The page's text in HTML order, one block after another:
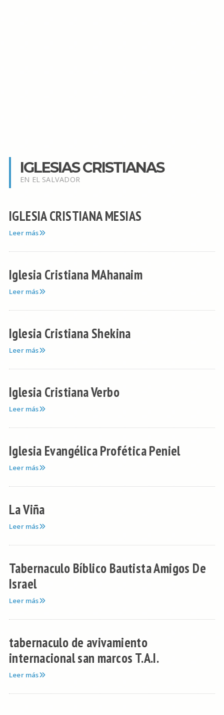
IGLESIAS CRISTIANAS
EN EL SALVADOR
IGLESIA CRISTIANA MESIAS
Leer más
Iglesia Cristiana MAhanaim
Leer más
Iglesia Cristiana Shekina
Leer más
Iglesia Cristiana Verbo
Leer más
Iglesia Evangélica Profética Peniel
Leer más
La Viña
Leer más
Tabernaculo Bíblico Bautista Amigos De
Israel
Leer más
tabernaculo de avivamiento
internacional san marcos T.A.I.
Leer más